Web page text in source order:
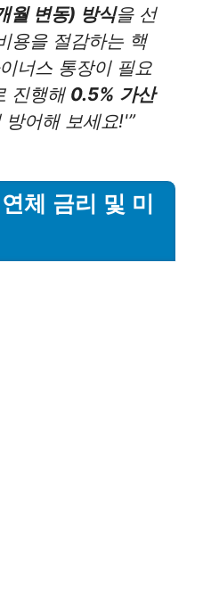
월 변동) 방식을 선
용을 절감하는 핵
너스 통장이 필요
진행해 0.5% 가산
어해 보세요!'”
체 금리 및 미